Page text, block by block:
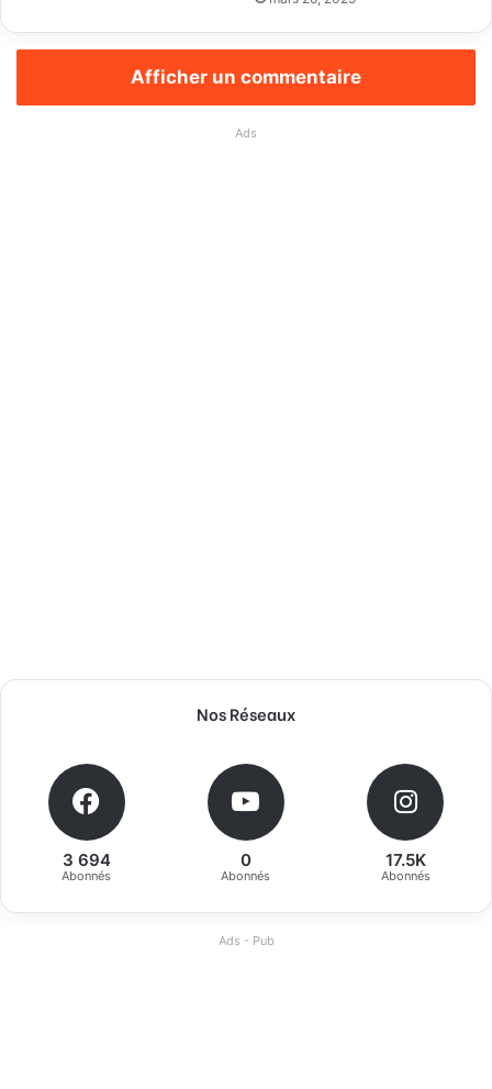
Afficher un commentaire
Ads
Nos Réseaux
3 694
Abonnés
0
Abonnés
17.5K
Abonnés
Ads - Pub